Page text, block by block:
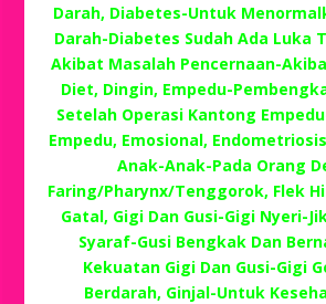
Darah, Diabetes-Untuk
Darah-Diabetes Sudah Ada Luka
Akibat Masalah Pencernaan-
Diet, Dingin, Empedu-
Setelah Operasi Kantong
Empedu, Emosional,
Anak-Anak-Pada Orang
Faring/Pharynx/Tenggorok, Flek
Gatal, Gigi Dan Gusi-Gigi Nyeri-
Syaraf-Gusi Bengkak Dan
Kekuatan Gigi Dan Gusi-Gigi
Berdarah, Ginjal-Untuk